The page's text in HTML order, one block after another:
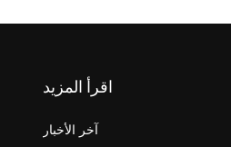
اقرأ المزيد
آخر الأخبار